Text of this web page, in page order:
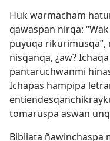
Huk warmacham
qawaspan nirqa:
puyuqa rikurimusqa”,
nisqanqa, ¿aw?
pantaruchwanmi
Ichapas hampipa
tomaruspa aswan
Bibliata ñawinchaspa